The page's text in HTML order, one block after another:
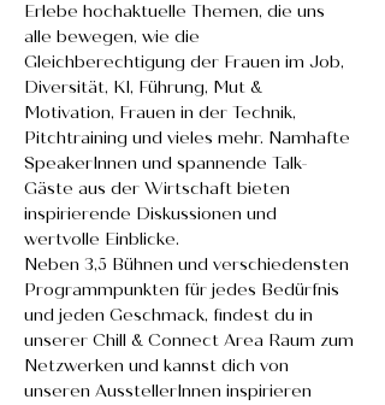
Erlebe hochaktuelle Themen, die uns
alle bewegen, wie die
Gleichberechtigung der Frauen im Job,
Diversität, KI, Führung, Mut &
Motivation, Frauen in der Technik,
Pitchtraining und vieles mehr. Namhafte
SpeakerInnen und spannende Talk-
Gäste aus der Wirtschaft bieten
inspirierende Diskussionen und
wertvolle Einblicke.
Neben 3,5 Bühnen und verschiedensten
Programmpunkten für jedes Bedürfnis
und jeden Geschmack, findest du in
unserer Chill & Connect Area Raum zum
Netzwerken und kannst dich von
unseren AusstellerInnen inspirieren